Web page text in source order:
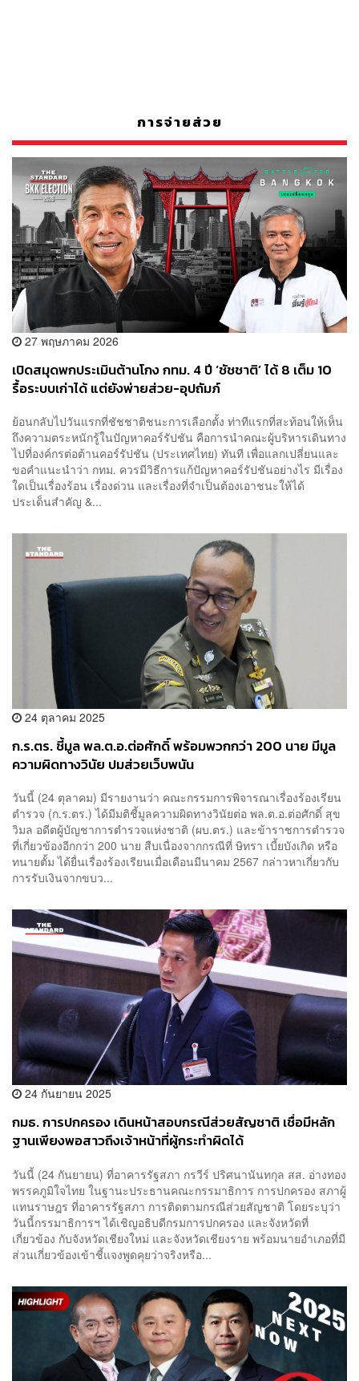
การจ่ายส่วย
27 พฤษภาคม 2026
เปิดสมุดพกประเมินต้านโกง กทม. 4 ปี ‘ชัชชาติ’ ได้ 8 เต็ม 10
รื้อระบบเก่าได้ แต่ยังพ่ายส่วย-อุปถัมภ์
ย้อนกลับไปวันแรกที่ชัชชาติชนะการเลือกตั้ง ท่าทีแรกที่สะท้อนให้เห็น
ถึงความตระหนักรู้ในปัญหาคอร์รัปชัน คือการนำคณะผู้บริหารเดินทาง
ไปที่องค์กรต่อต้านคอร์รัปชัน (ประเทศไทย) ทันที เพื่อแลกเปลี่ยนและ
ขอคำแนะนำว่า กทม. ควรมีวิธีการแก้ปัญหาคอร์รัปชันอย่างไร มีเรื่อง
ใดเป็นเรื่องร้อน เรื่องด่วน และเรื่องที่จำเป็นต้องเอาชนะให้ได้
ประเด็นสำคัญ &...
24 ตุลาคม 2025
ก.ร.ตร. ชี้มูล พล.ต.อ.ต่อศักดิ์ พร้อมพวกกว่า 200 นาย มีมูล
ความผิดทางวินัย ปมส่วยเว็บพนัน
วันนี้ (24 ตุลาคม) มีรายงานว่า คณะกรรมการพิจารณาเรื่องร้องเรียน
ตำรวจ (ก.ร.ตร.) ได้มีมติชี้มูลความผิดทางวินัยต่อ พล.ต.อ.ต่อศักดิ์ สุข
วิมล อดีตผู้บัญชาการตำรวจแห่งชาติ (ผบ.ตร.) และข้าราชการตำรวจ
ที่เกี่ยวข้องอีกกว่า 200 นาย สืบเนื่องจากกรณีที่ ษิทรา เบี้ยบังเกิด หรือ
ทนายตั้ม ได้ยื่นเรื่องร้องเรียนเมื่อเดือนมีนาคม 2567 กล่าวหาเกี่ยวกับ
การรับเงินจากขบว...
24 กันยายน 2025
กมธ. การปกครอง เดินหน้าสอบกรณีส่วยสัญชาติ เชื่อมีหลัก
ฐานเพียงพอสาวถึงเจ้าหน้าที่ผู้กระทำผิดได้
วันนี้ (24 กันยายน) ที่อาคารรัฐสภา กรวีร์ ปริศนานันทกุล สส. อ่างทอง
พรรคภูมิใจไทย ในฐานะประธานคณะกรรมาธิการ การปกครอง สภาผู้
แทนราษฎร ที่อาคารรัฐสภา การติดตามกรณีส่วยสัญชาติ โดยระบุว่า
วันนี้กรรมาธิการฯ ได้เชิญอธิบดีกรมการปกครอง และจังหวัดที่
เกี่ยวข้อง กับจังหวัดเชียงใหม่ และจังหวัดเชียงราย พร้อมนายอำเภอที่มี
ส่วนเกี่ยวข้องเข้าชี้แจงพูดคุยว่าจริงหรือ...